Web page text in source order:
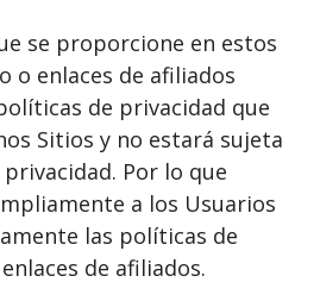
se proporcione en estos
o enlaces de afiliados
de privacidad que
Sitios y no estará sujeta
Por lo que
a los Usuarios
las políticas de
de afiliados.